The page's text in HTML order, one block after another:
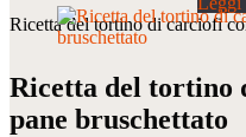
Ricetta del tortino di carciofi
Ricetta del tortino
pane bruschettato